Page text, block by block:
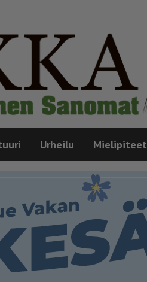
Urheilu Mielipiteet